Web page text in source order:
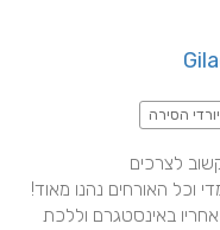
יורדי הסירה